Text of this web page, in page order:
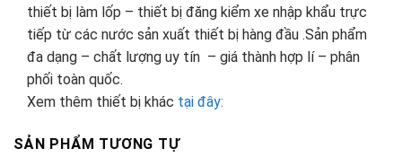
thiết bị làm lốp – thiết bị đăng kiểm xe nhập khẩu trực
tiếp từ các nước sản xuất thiết bị hàng đầu .Sản phẩm
đa dạng – chất lượng uy tín – giá thành hợp lí – phân
phối toàn quốc.
Xem thêm thiết bị khác tại đây:
SẢN PHẨM TƯƠNG TỰ